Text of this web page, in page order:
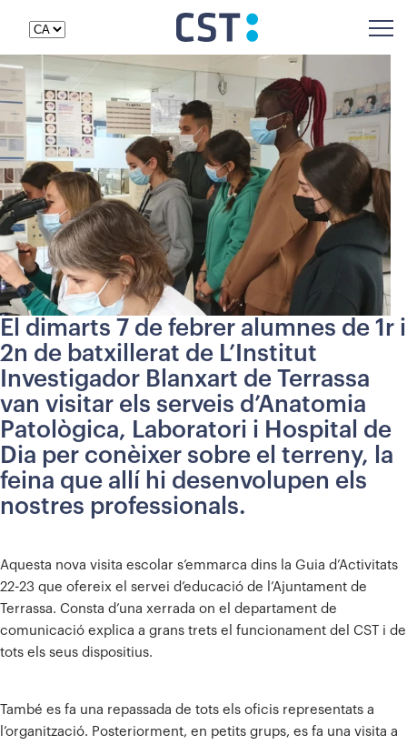
El dimarts 7 de febrer alumnes de 1r i
2n de batxillerat de L’Institut
Investigador Blanxart de Terrassa
van visitar els serveis d’Anatomia
Patològica, Laboratori i Hospital de
Dia per conèixer sobre el terreny, la
feina que allí hi desenvolupen els
nostres professionals.
Aquesta nova visita escolar s’emmarca dins la Guia d’Activitats
22-23 que ofereix el servei d’educació de l’Ajuntament de
Terrassa. Consta d’una xerrada on el departament de
comunicació explica a grans trets el funcionament del CST i de
tots els seus dispositius.
També es fa una repassada de tots els oficis representats a
l’organització. Posteriorment, en petits grups, es fa una visita a